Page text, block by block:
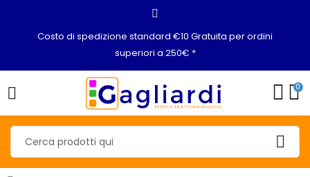
Costo di spedizione standard €10 Gratuita per ordini
superiori a 250€ *
0